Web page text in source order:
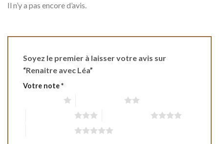
Il n’y a pas encore d’avis.
Soyez le premier à laisser votre avis sur
“Renaitre avec Léa”
Votre note*